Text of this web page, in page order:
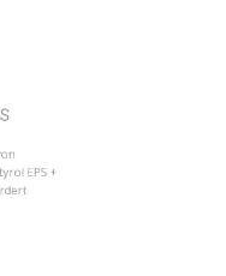
von
EPS +